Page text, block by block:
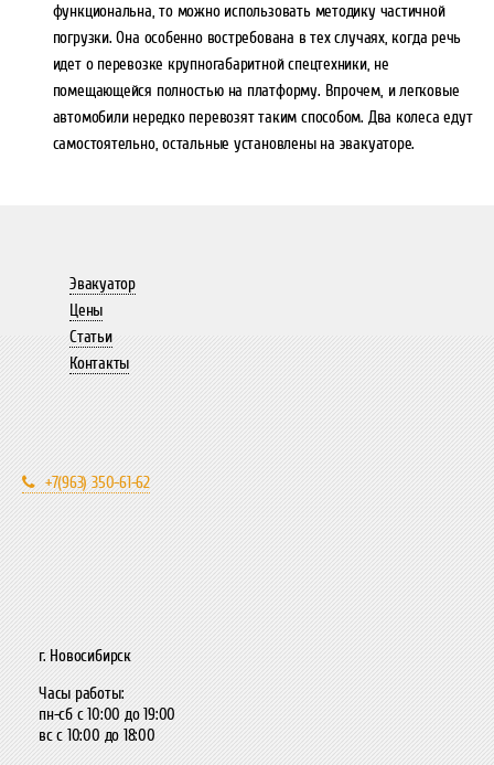
функциональна, то можно использовать методику частичной
погрузки. Она особенно востребована в тех случаях, когда речь
идет о перевозке крупногабаритной спецтехники, не
помещающейся полностью на платформу. Впрочем, и легковые
автомобили нередко перевозят таким способом. Два колеса едут
самостоятельно, остальные установлены на эвакуаторе.
Эвакуатор
Цены
Статьи
Контакты
+7(963) 350-61-62
г. Новосибирск
Часы работы:
пн-сб с 10:00 до 19:00
вс с 10:00 до 18:00